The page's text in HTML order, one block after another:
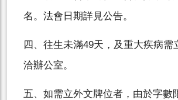
名。法會日期詳見公告。
四、往生未滿49天，及重大疾病需
洽辦公室。
五、如需立外文牌位者，由於字數